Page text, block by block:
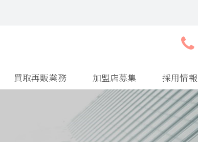
買取再販業務 加盟店募集 採用情報